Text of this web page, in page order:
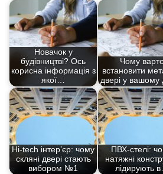
Новачок у
будівництві? Ось
корисна інформація з
якої…
Чому
встановити
двері у вашому
Hi-tech інтер’єр: чому
скляні двері стають
вибором №1
ПВХ-стелі:
натяжні
лідирують